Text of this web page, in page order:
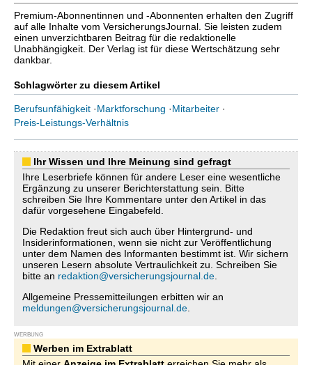
Premium-Abonnentinnen und -Abonnenten erhalten den Zugriff
auf alle Inhalte vom VersicherungsJournal. Sie leisten zudem
einen unverzichtbaren Beitrag für die redaktionelle
Unabhängigkeit. Der Verlag ist für diese Wertschätzung sehr
dankbar.
Schlagwörter zu diesem Artikel
Berufsunfähigkeit ·Marktforschung ·Mitarbeiter ·
Preis-Leistungs-Verhältnis
Ihr Wissen und Ihre Meinung sind gefragt
Ihre Leserbriefe können für andere Leser eine wesentliche
Ergänzung zu unserer Berichterstattung sein. Bitte
schreiben Sie Ihre Kommentare unter den Artikel in das
dafür vorgesehene Eingabefeld.
Die Redaktion freut sich auch über Hintergrund- und
Insiderinformationen, wenn sie nicht zur Veröffentlichung
unter dem Namen des Informanten bestimmt ist. Wir sichern
unseren Lesern absolute Vertraulichkeit zu. Schreiben Sie
bitte an redaktion@versicherungsjournal.de
Allgemeine Pressemitteilungen erbitten wir an
meldungen@versicherungsjournal.de
WERBUNG
Werben im Extrablatt